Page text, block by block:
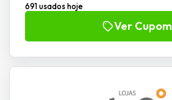
691 usados hoje
Ver Cupom